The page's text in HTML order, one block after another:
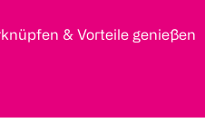
& Vorteile genießen